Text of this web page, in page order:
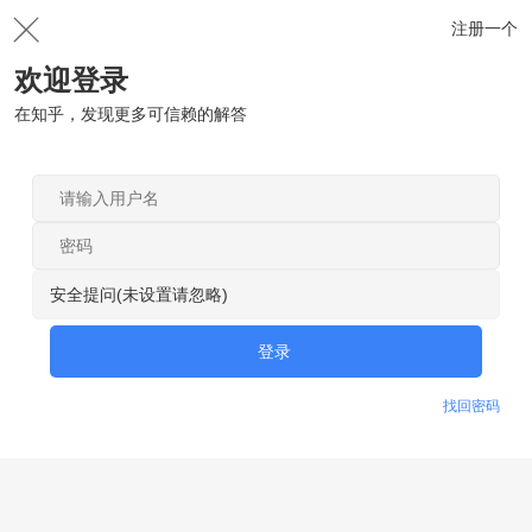
注册一个
欢迎登录
在知乎，发现更多可信赖的解答
安全提问(未设置请忽略)
登录
找回密码